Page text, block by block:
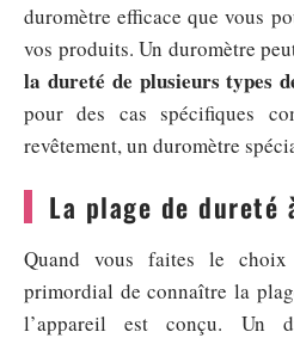
duromètre efficace que vous
vos produits. Un duromètre
la dureté de plusieurs types
pour des cas spécifiques
revêtement, un duromètre
La plage de dureté
Quand vous faites le
primordial de connaître la
l’appareil est conçu. Un